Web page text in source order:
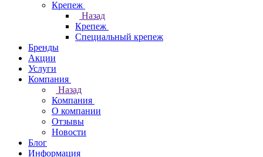
Крепеж
Назад
Крепеж
Специальный крепеж
Бренды
Акции
Услуги
Компания
Назад
Компания
О компании
Отзывы
Новости
Блог
Информация